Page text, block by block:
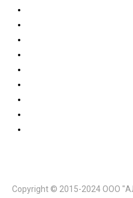
Copyright © 2015-2024 ООО